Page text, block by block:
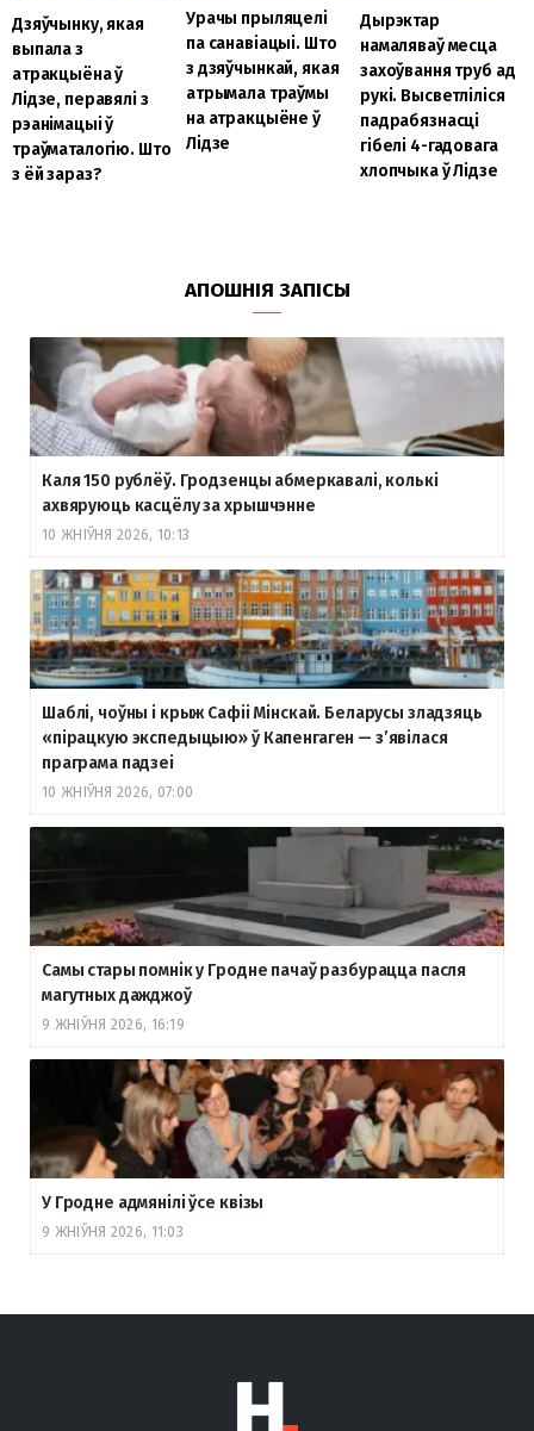
Дзяўчынку, якая
выпала з
атракцыёна ў
Лідзе, перавялі з
рэанімацыі ў
траўматалогію. Што
з ёй зараз?
Урачы прыляцелі
па санавіацыі. Што
з дзяўчынкай, якая
атрымала траўмы
на атракцыёне ў
Лідзе
Дырэктар
намаляваў месца
захоўвання труб ад
рукі. Высветліліся
падрабязнасці
гібелі 4-гадовага
хлопчыка ў Лідзе
АПОШНІЯ ЗАПІСЫ
Каля 150 рублёў. Гродзенцы абмеркавалі, колькі
ахвяруюць касцёлу за хрышчэнне
10 ЖНІЎНЯ 2026, 10:13
Шаблі, чоўны і крыж Сафіі Мінскай. Беларусы зладзяць
«пірацкую экспедыцыю» ў Капенгаген — з’явілася
праграма падзеі
10 ЖНІЎНЯ 2026, 07:00
Самы стары помнік у Гродне пачаў разбурацца пасля
магутных дажджоў
9 ЖНІЎНЯ 2026, 16:19
У Гродне адмянілі ўсе квізы
9 ЖНІЎНЯ 2026, 11:03